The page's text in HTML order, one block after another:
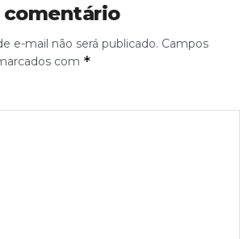
comentário
e-mail não será publicado. Campos
com *